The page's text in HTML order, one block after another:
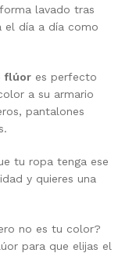
lavado tras
el día a día como
flúores perfecto
a su armario
pantalones
tu ropa tenga ese
y quieres una
no es tu color?
para que elijas el